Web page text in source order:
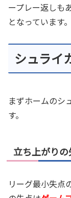
ープレー返しも
となっています。
シュライ
まずホームのシ
す。
立ち上がりの
リーグ最小失点